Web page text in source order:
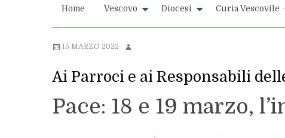
Home Vescovo Diocesi Curia Vescovile
15 MARZO 2022
Ai Parroci e ai Responsabili
Pace: 18 e 19 marzo,